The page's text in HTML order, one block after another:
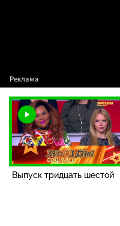
Выпуск тридцать шестой